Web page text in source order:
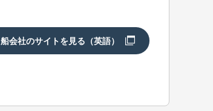
船会社のサイトを見る（英語）